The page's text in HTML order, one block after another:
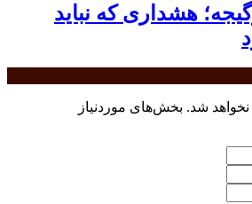
هشداری که نباید
شد. بخش‌های موردنیاز